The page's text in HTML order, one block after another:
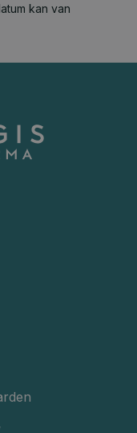
kan van